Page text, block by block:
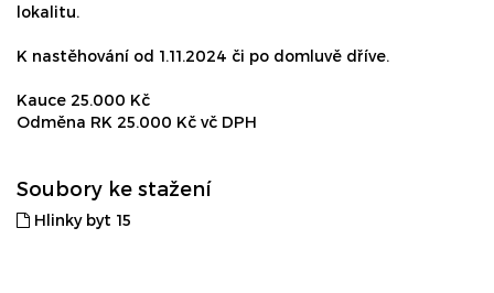
lokalitu.
K nastěhování od 1.11.2024 či po domluvě dříve.
Kauce 25.000 Kč
Odměna RK 25.000 Kč vč DPH
Soubory ke stažení
Hlinky byt 15